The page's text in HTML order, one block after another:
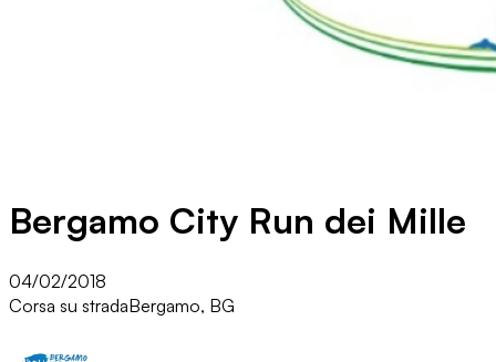
Bergamo City Run dei Mille
04/02/2018
Corsa su stradaBergamo, BG